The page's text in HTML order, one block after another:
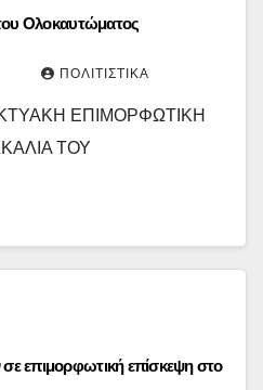
Ολοκαυτώματος
ΠΟΛΙΤΙΣΤΙΚΆ
ΕΠΙΜΟΡΦΩΤΙΚΗ
ΤΟΥ
επιμορφωτική επίσκεψη στο